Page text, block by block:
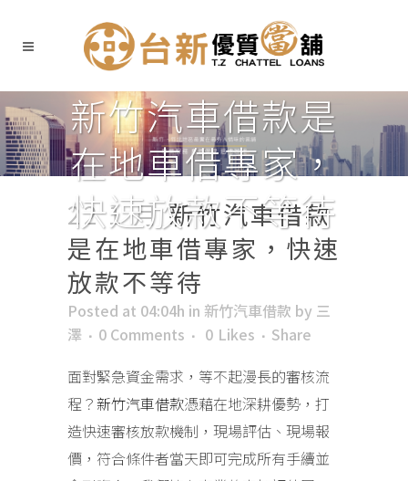
新竹汽車借款是
在地車借專家，
快速放款不等待
22 1 月新竹汽車借款
是在地車借專家，快速
放款不等待
Posted at 04:04h in 新竹汽車借款 by 三
澤
0 Comments 0 Likes
Share
面對緊急資金需求，等不起漫長的審核流
程？新竹汽車借款憑藉在地深耕優勢，打
造快速審核放款機制，現場評估、現場報
價，符合條件者當天即可完成所有手續並